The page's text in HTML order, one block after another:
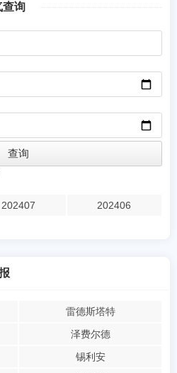
查询
202407 202406
雷德斯塔特
泽费尔德
锡利安